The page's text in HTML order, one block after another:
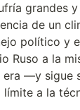
grandes
de un
político y
Ruso a la
era —y sigue
a la